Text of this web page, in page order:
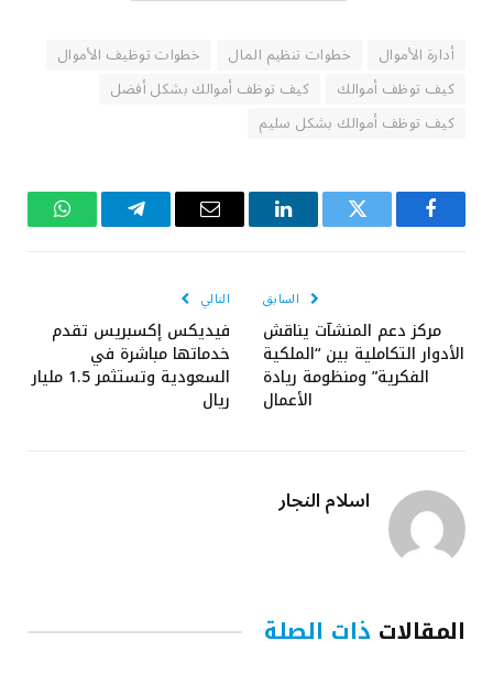
أدارة الأموال خطوات تنظيم المال
خطوات توظيف الأموال
كيف توظف أموالك
كيف توظف أموالك بشكل أفضل
كيف توظف أموالك بشكل سليم
فيسبوك تويتر لينكدإن
البريد
تيلقرام واتساب
السابق
مركز دعم المنشآت يناقش
الأدوار التكاملية بين “الملكية
الفكرية” ومنظومة ريادة
الأعمال
التالي
فيديكس إكسبريس تقدم
خدماتها مباشرة في
السعودية وتستثمر 1.5 مليار
ريال
اسلام النجار
المقالات ذات الصلة